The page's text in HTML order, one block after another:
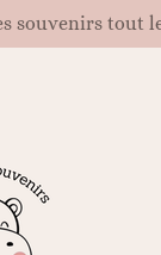
souvenirs tout